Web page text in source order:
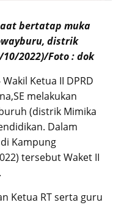
bertatap muka
distrik
2022)/Foto : dok
Wakil Ketua II DPRD
melakukan
(distrik Mimika
Dalam
Kampung
tersebut Waket II
Ketua RT serta guru